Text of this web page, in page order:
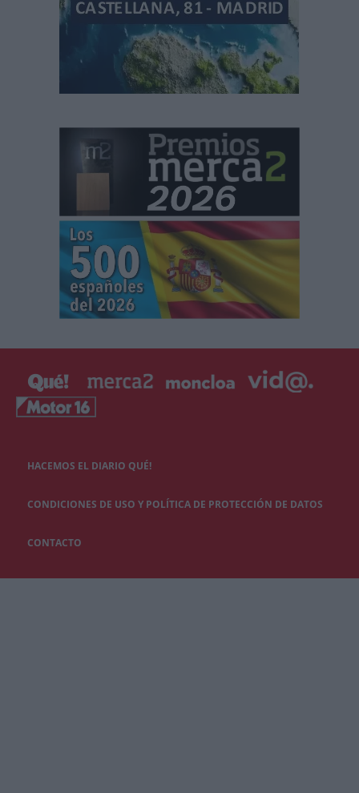
HACEMOS EL DIARIO QUÉ!
CONDICIONES DE USO Y POLÍTICA DE PROTECCIÓN DE DATOS
CONTACTO